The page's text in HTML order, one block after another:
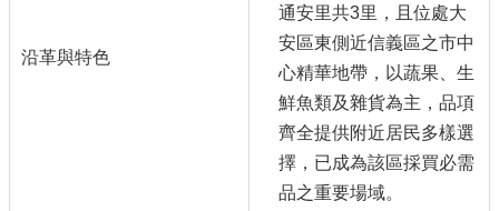
沿革與特色
通安里共3里，且位處大
安區東側近信義區之市中
心精華地帶，以蔬果、生
鮮魚類及雜貨為主，品項
齊全提供附近居民多樣選
擇，已成為該區採買必需
品之重要場域。